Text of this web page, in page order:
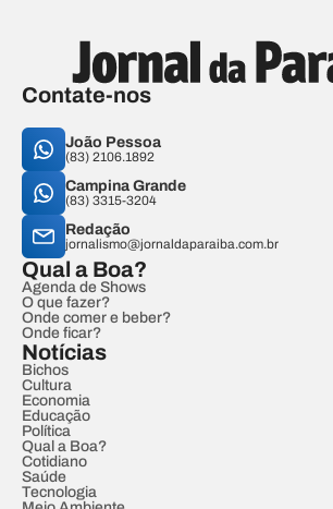
Contate-nos
João Pessoa
(83) 2106.1892
Campina Grande
(83) 3315-3204
Redação
jornalismo@jornaldaparaiba.com.br
Qual a Boa?
Agenda de Shows
O que fazer?
Onde comer e beber?
Onde ficar?
Notícias
Bichos
Cultura
Economia
Educação
Política
Qual a Boa?
Cotidiano
Saúde
Tecnologia